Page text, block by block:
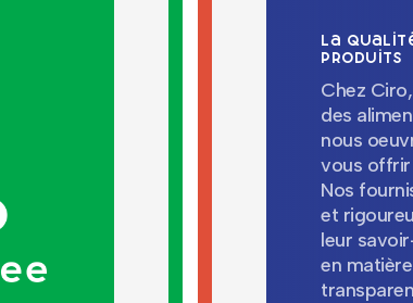
La
produits
Chez
des
nous
vous offrir
Nos
et
leur
en